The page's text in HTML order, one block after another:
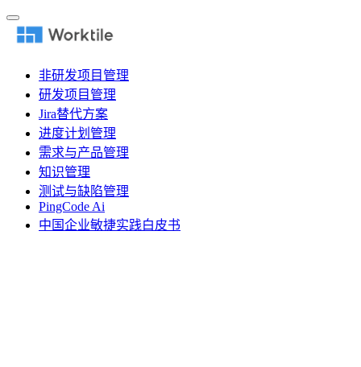
非研发项目管理
研发项目管理
Jira替代方案
进度计划管理
需求与产品管理
知识管理
测试与缺陷管理
PingCode Ai
中国企业敏捷实践白皮书